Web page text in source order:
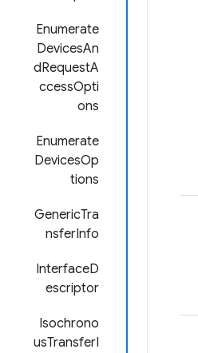
Enumerate
DevicesAn
dRequestA
ccessOpti
ons
Enumerate
DevicesOp
tions
GenericTra
nsferInfo
InterfaceD
escriptor
Isochrono
usTransferI